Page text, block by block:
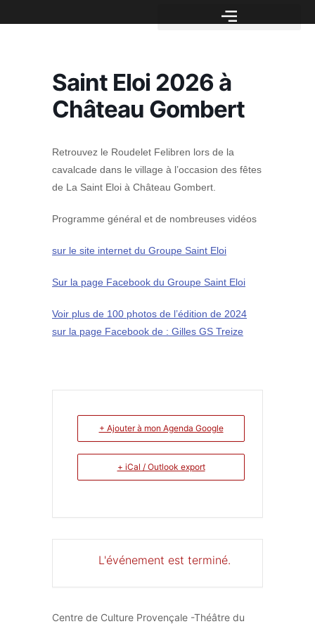
Saint Eloi 2026 à
Château Gombert
Retrouvez le Roudelet Felibren lors de la
cavalcade dans le village à l’occasion des fêtes
de La Saint Eloi à Château Gombert.
Programme général et de nombreuses vidéos
sur le site internet du Groupe Saint Eloi
Sur la page Facebook du Groupe Saint Eloi
Voir plus de 100 photos de l’édition de 2024
sur la page Facebook de : Gilles GS Treize
+ Ajouter à mon Agenda Google
+ iCal / Outlook export
L'événement est terminé.
Centre de Culture Provençale -Théâtre du